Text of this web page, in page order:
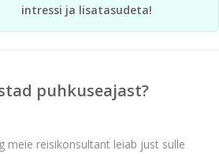
intressi ja lisatasudeta!
puhkuseajast?
meie reisikonsultant leiab just sulle